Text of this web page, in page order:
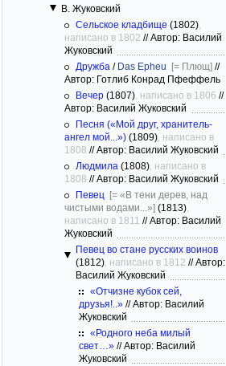
В. Жуковский
Сельское кладбище (1802)
написано в 1802 //Автор: Василий
Жуковский
Дружба / Das Epheu [= Плющ] //
Автор: Готлиб Конрад Пфеффель
Вечер (1807) , написано в 1806 //
Автор: Василий Жуковский
Песня («Мой друг, хранитель-
ангел мой...») (1809) , написано в
1808 //Автор: Василий Жуковский
Людмила (1808) , написано в
1808 //Автор: Василий Жуковский
Певец [= «В тени дерев, над
чистыми водами...»] (1813)
написано в 1811 //Автор: Василий
Жуковский
Певец во стане русских воинов
(1812) , написано в 1812 //Автор:
Василий Жуковский
«Отчизне кубок сей,
друзья!..» //Автор: Василий
Жуковский
«Родного неба милый
свет…» //Автор: Василий
Жуковский